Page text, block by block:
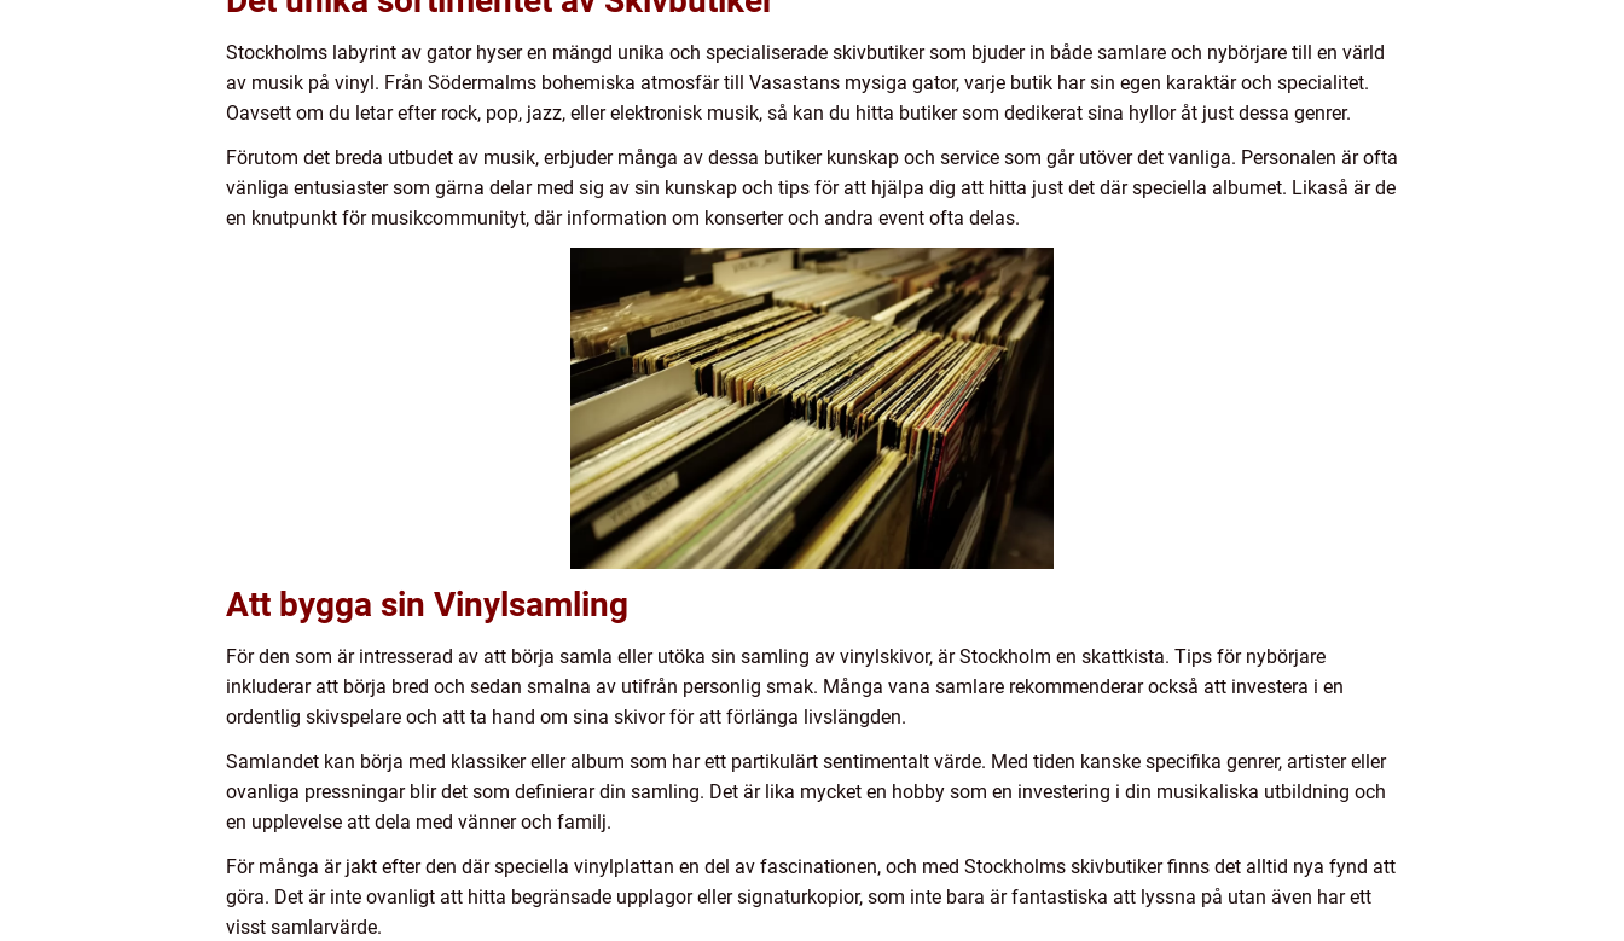
Stockholms labyrint av gator hyser en mängd unika och specialiserade skivbutiker som bjuder in både samlare och nybörjare till en värld
av musik på vinyl. Från Södermalms bohemiska atmosfär till Vasastans mysiga gator, varje butik har sin egen karaktär och specialitet.
Oavsett om du letar efter rock, pop, jazz, eller elektronisk musik, så kan du hitta butiker som dedikerat sina hyllor åt just dessa genrer.
Förutom det breda utbudet av musik, erbjuder många av dessa butiker kunskap och service som går utöver det vanliga. Personalen är ofta
vänliga entusiaster som gärna delar med sig av sin kunskap och tips för att hjälpa dig att hitta just det där speciella albumet. Likaså är de
en knutpunkt för musikcommunityt, där information om konserter och andra event ofta delas.
Att bygga sin Vinylsamling
För den som är intresserad av att börja samla eller utöka sin samling av vinylskivor, är Stockholm en skattkista. Tips för nybörjare
inkluderar att börja bred och sedan smalna av utifrån personlig smak. Många vana samlare rekommenderar också att investera i en
ordentlig skivspelare och att ta hand om sina skivor för att förlänga livslängden.
Samlandet kan börja med klassiker eller album som har ett partikulärt sentimentalt värde. Med tiden kanske specifika genrer, artister eller
ovanliga pressningar blir det som definierar din samling. Det är lika mycket en hobby som en investering i din musikaliska utbildning och
en upplevelse att dela med vänner och familj.
För många är jakt efter den där speciella vinylplattan en del av fascinationen, och med Stockholms skivbutiker finns det alltid nya fynd att
göra. Det är inte ovanligt att hitta begränsade upplagor eller signaturkopior, som inte bara är fantastiska att lyssna på utan även har ett
visst samlarvärde.